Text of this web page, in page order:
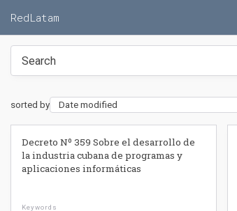
RedLatam
sorted by Date modified
Decreto Nº 359 Sobre el desarrollo de
la industria cubana de programas y
aplicaciones informáticas
Keywords